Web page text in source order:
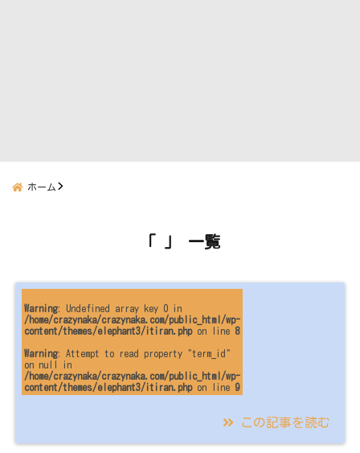
ホーム
「 」 一覧
Warning: Undefined array key 0 in
/home/crazynaka/crazynaka.com/public_html/wp-
content/themes/elephant3/itiran.phpon line 8
Warning: Attempt to read property "term_id"
on null in
/home/crazynaka/crazynaka.com/public_html/wp-
content/themes/elephant3/itiran.phpon line 9
この記事を読む